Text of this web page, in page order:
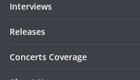
Interviews
Releases
Concerts Coverage